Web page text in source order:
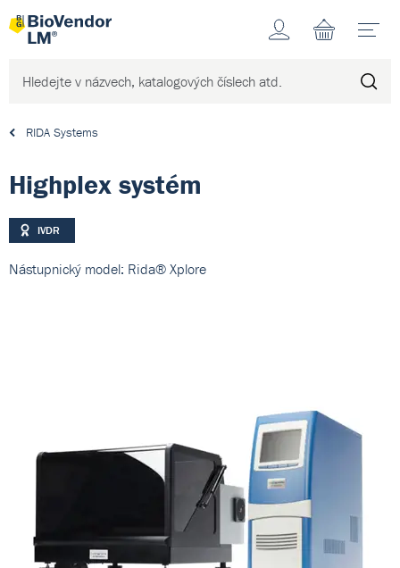
Účet
RIDA Systems
Highplex systém
IVDR
Nástupnický model: Rida® Xplore